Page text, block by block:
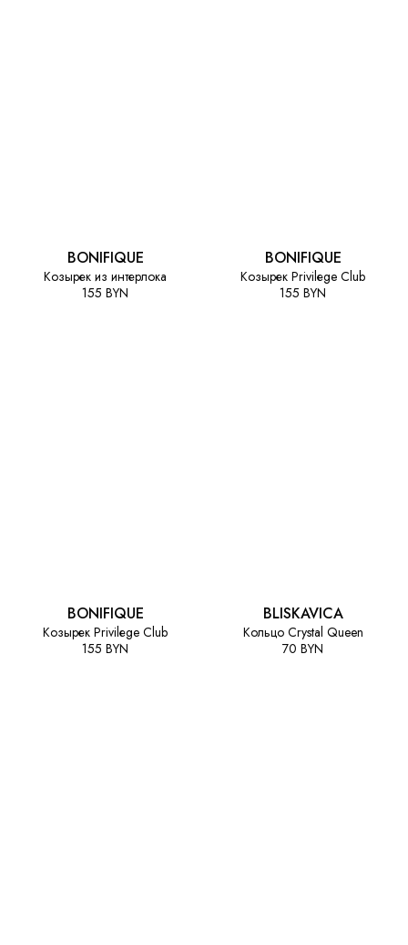
BONIFIQUE
Козырек из интерлока
155 BYN
BONIFIQUE
Козырек Privilеge Club
155 BYN
BONIFIQUE
Козырек Privilеge Club
155 BYN
BLISKAVICA
Кольцо Crystal Queen
70 BYN